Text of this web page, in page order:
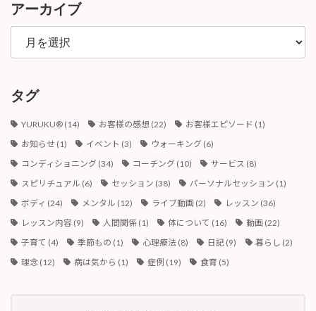
アーカイブ
ア
カ
ブ
タグ
YURUKU®︎(14) お客様の感想 (22) お客様エピソード (1)
お知らせ (1) イベント (3) ウォーキング (6)
コンディショニング (34) コーチング (10) サービス (8)
スピリチュアル (6) セッション (38) パーソナルセッション (1)
ボディ (24) メンタル (12) ライブ動画 (2) レッスン (36)
レッスン内容(9) 人間関係(1) 体について (16) 動画 (22)
子育て (4) 季節もの (1) 心理療法 (8) 日記 (9) 暮らし (2)
理念(12) 病は気から (1) 症例 (19) 食育 (5)